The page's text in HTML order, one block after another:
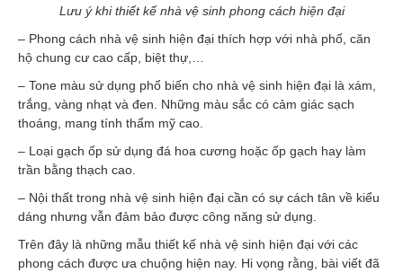
Lưu ý khi thiết kế nhà vệ sinh phong cách hiện đại
– Phong cách nhà vệ sinh hiện đại thích hợp với nhà phố, căn
hộ chung cư cao cấp, biệt thự,…
– Tone màu sử dụng phổ biến cho nhà vệ sinh hiện đại là xám,
trắng, vàng nhạt và đen. Những màu sắc có cảm giác sạch
thoáng, mang tính thẩm mỹ cao.
– Loại gạch ốp sử dụng đá hoa cương hoặc ốp gạch hay làm
trần bằng thạch cao.
– Nội thất trong nhà vệ sinh hiện đại cần có sự cách tân về kiểu
dáng nhưng vẫn đảm bảo được công năng sử dụng.
Trên đây là những mẫu thiết kế nhà vệ sinh hiện đại với các
phong cách được ưa chuộng hiện nay. Hi vọng rằng, bài viết đã